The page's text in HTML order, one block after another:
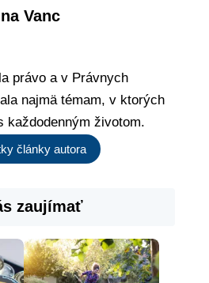
Vanc
právo a v Právnych
najmä témam, v ktorých
každodenným životom.
články autora
zaujímať